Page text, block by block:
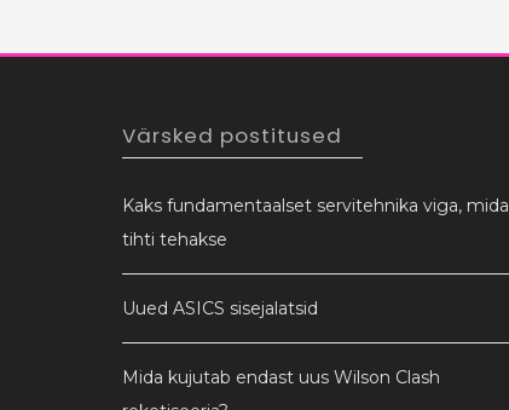
Värsked postitused
Kaks fundamentaalset servitehnika viga, mida
tihti tehakse
Uued ASICS sisejalatsid
Mida kujutab endast uus Wilson Clash